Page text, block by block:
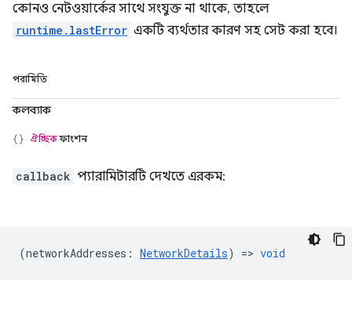
কোনও নেটওয়ার্কের সাথে সংযুক্ত না থাকে, তাহলে
runtime.lastError একটি ব্যর্থতার কারণ সহ সেট করা হবে।
পরামিতি
কলব্যাক
ঐচ্ছিকফাংশন
callback প্যারামিটারটি দেখতে এরকম:
(networkAddresses : NetworkDetails) => void